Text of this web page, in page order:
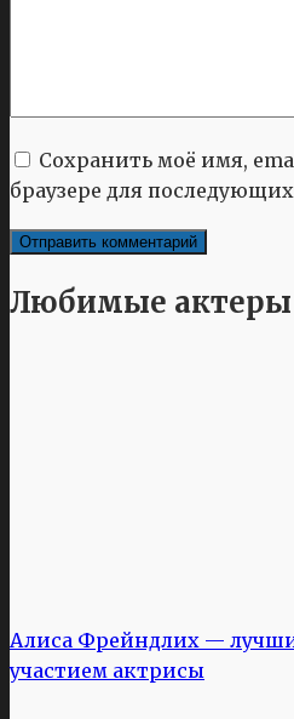
Сохранить моё имя,
браузере для
Любимые актеры
Алиса Фрейндлих —
участием актрисы